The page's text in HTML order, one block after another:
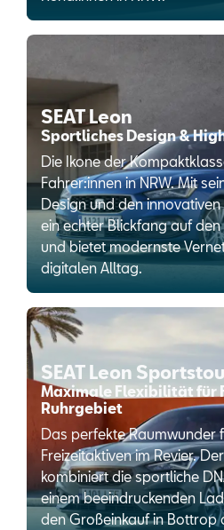
SEAT Leon
Sportliches Design &
Die Ikone der
Fahrer:innen in NRW. Mit
Design und den
ein echter Blickfang auf
und bietet modernste
digitalen Alltag.
SEAT Leon
Maximale Flexibilität für
Ruhrgebiet
Das perfekte Raumwunder
Freizeitaktiven im Revier.
kombiniert die sportliche
einem beeindruckenden
den Großeinkauf in Bottrop